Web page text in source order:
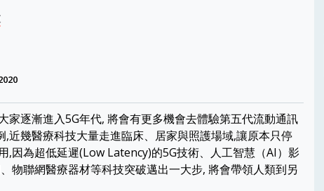
家逐漸進入5G年代, 將會有更多機會去體驗第五代流動通訊
,近幾醫療科技大量走進臨床、居家與照護場域,讓原本只停
,因為超低延遲(Low Latency)的5G技術、人工智慧（AI）影
物聯網醫療器材等科技突破邁出一大步, 將會帶領人類到另